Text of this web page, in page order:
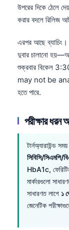
উপরের দিকে ঠেলে
করার বদলে রিলিজ
এরপর আছে ব্যাচিং।
দুবার চালানো
শুক্রবার বিকেল
may not be
হতে পারে.
পরীক্ষার ধরন
টার্নঅ্যারাউন্ড
সিবিসি/সিএমপি/
HbA1c,
মার্কারগুলো
সাধারণত লাগে ১
জেনেটিক